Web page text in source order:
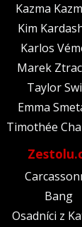
Kazma
Kim
Karlos
Marek
Taylor
Emma
Timothée
Bang
Osadníci z